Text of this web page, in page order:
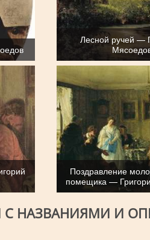
Лесной ручей —
Поздравление
помещика —
С НАЗВАНИЯМИ И